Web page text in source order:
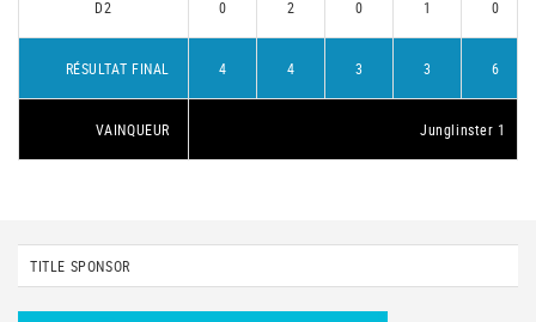
D2 0 2 0 1 0
RÉSULTAT FINAL 4 4 3 3 6
VAINQUEUR Junglinster 1
TITLE SPONSOR